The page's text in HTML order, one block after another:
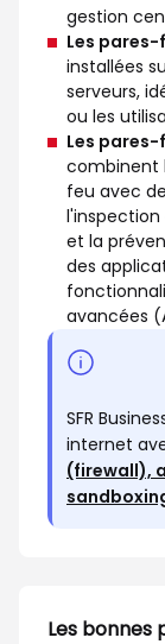
gestion
Les
installées
serveurs,
ou les
Les pares-
combinent
feu avec
et la
des
avancées
SFR
internet
(firewall),
Les bonnes